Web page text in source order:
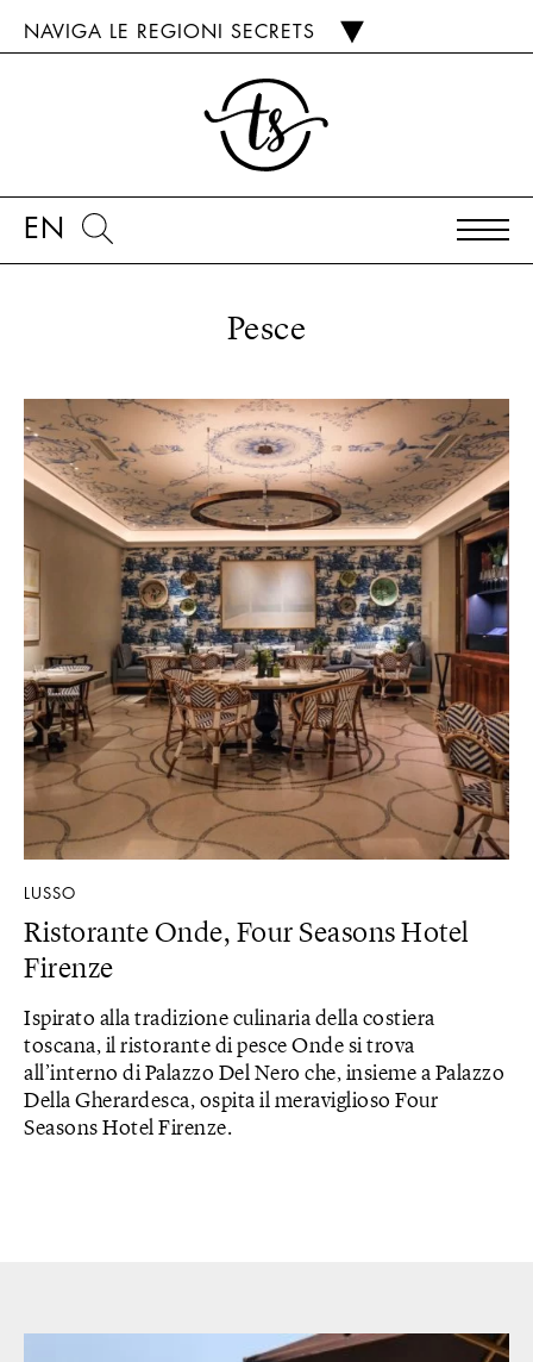
NAVIGA LE REGIONI SECRETS
EN
Pesce
LUSSO
Ristorante Onde, Four Seasons Hotel
Firenze
Ispirato alla tradizione culinaria della costiera
toscana, il ristorante di pesce Onde si trova
all’interno di Palazzo Del Nero che, insieme a Palazzo
Della Gherardesca, ospita il meraviglioso Four
Seasons Hotel Firenze.